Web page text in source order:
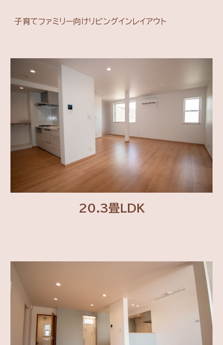
子育てファミリー向けリビングインレイアウト
20.3畳LDK